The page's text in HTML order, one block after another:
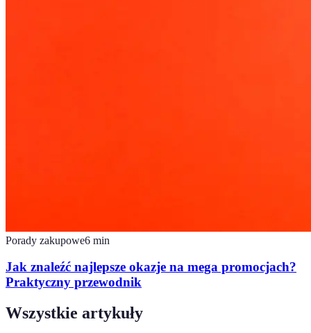
Porady zakupowe6 min
Jak znaleźć najlepsze okazje na mega promocjach?
Praktyczny przewodnik
Wszystkie artykuły